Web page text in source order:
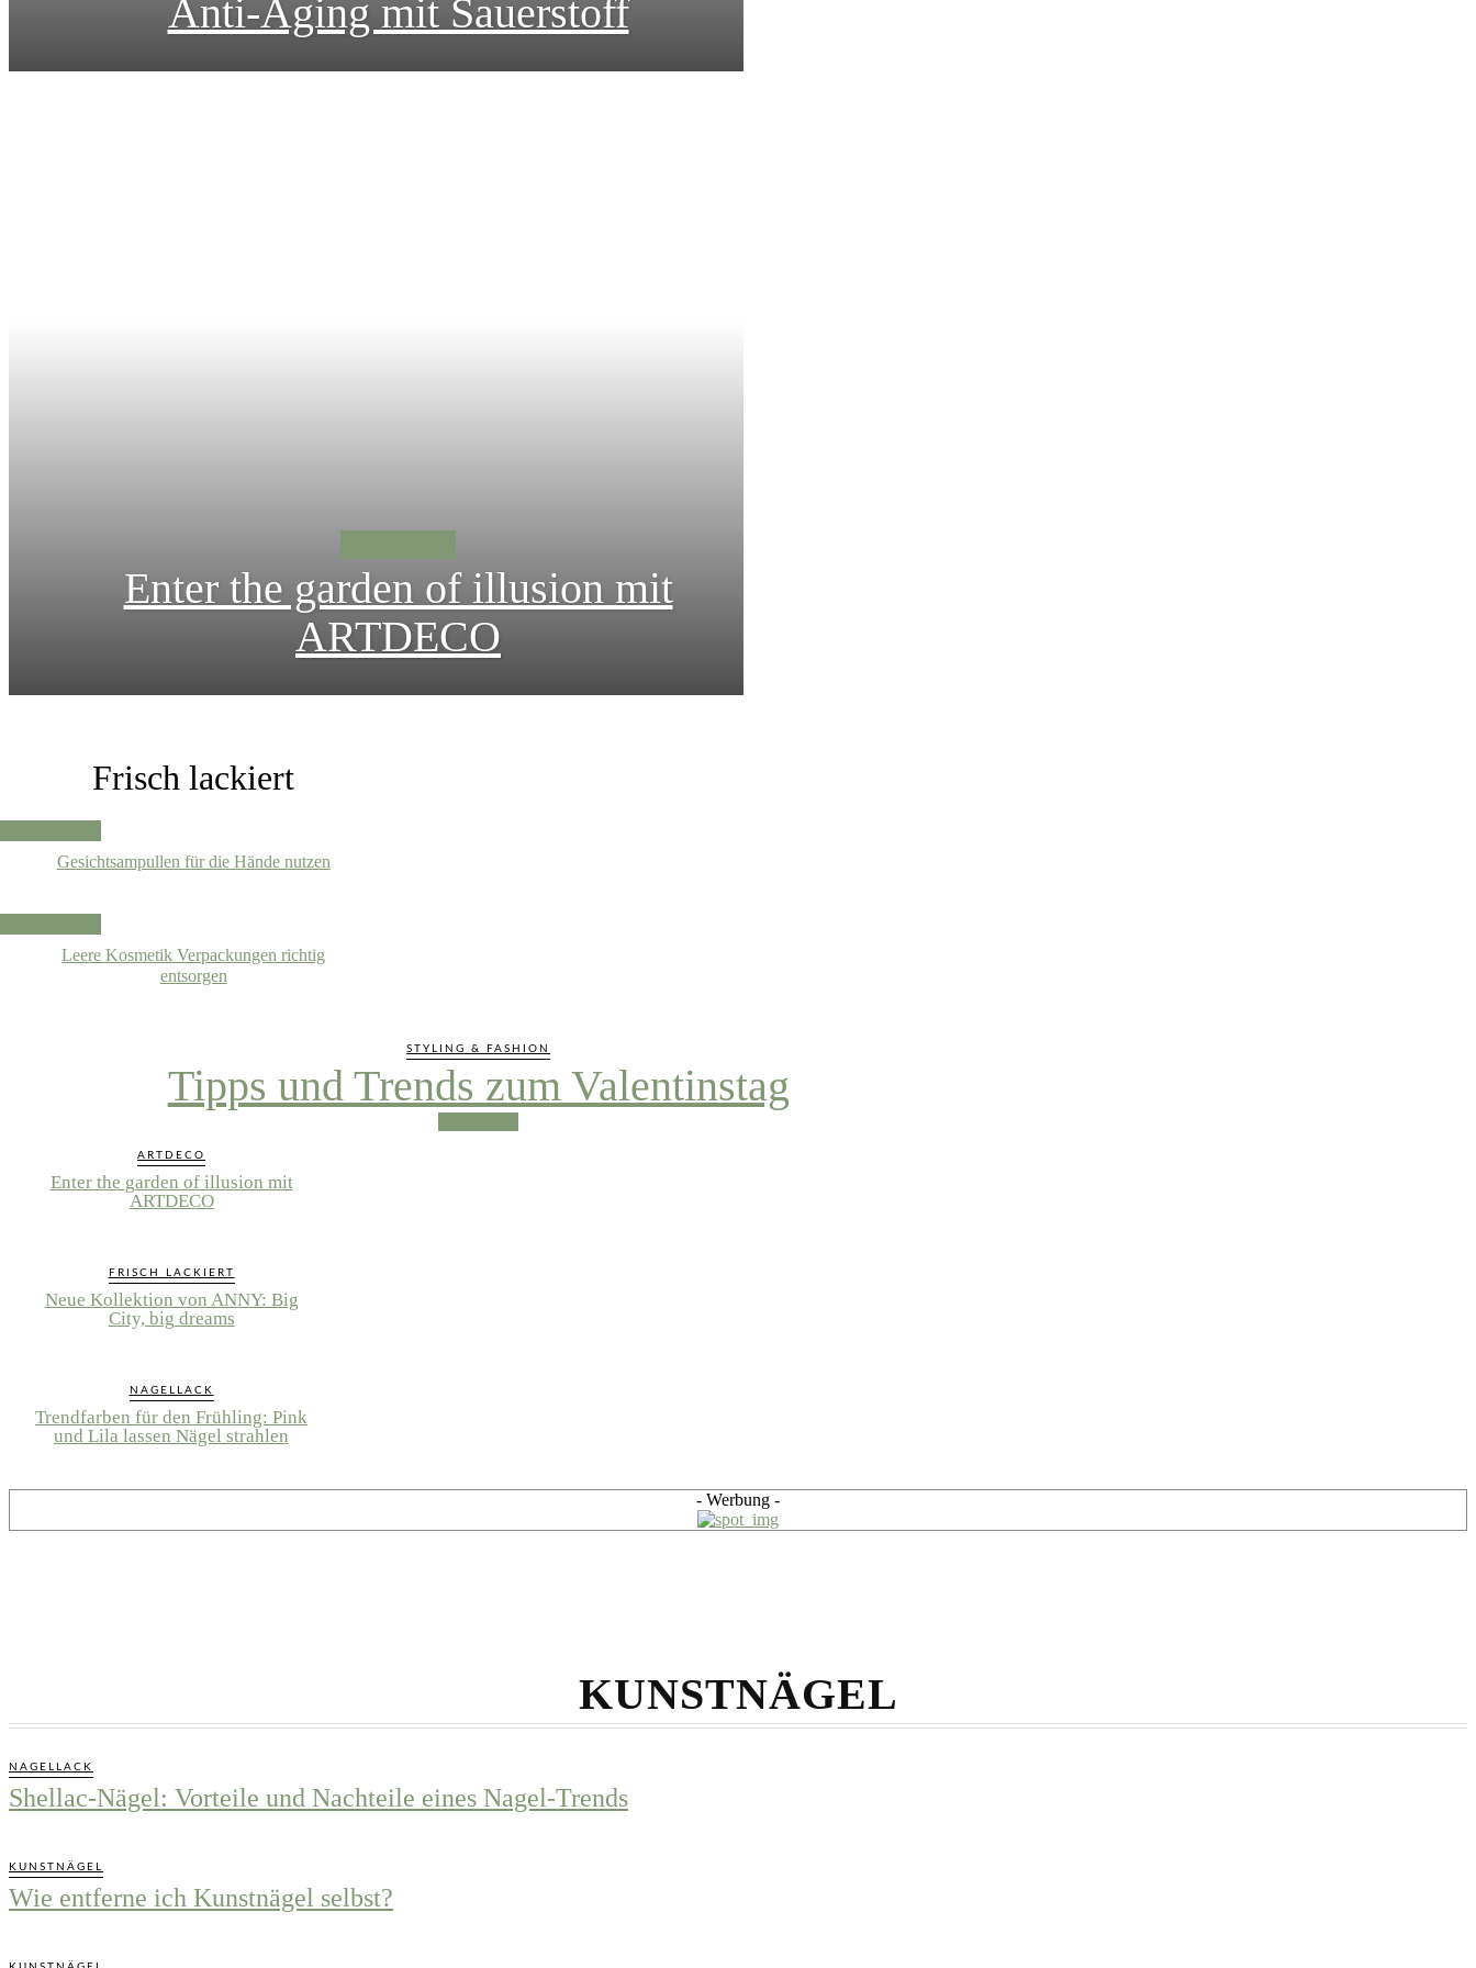
Anti-Aging mit Sauerstoff
Enter the garden of illusion mit
ARTDECO
Frisch lackiert
Gesichtsampullen für die Hände nutzen
Leere Kosmetik Verpackungen richtig
entsorgen
STYLING & FASHION
Tipps und Trends zum Valentinstag
ARTDECO
Enter the garden of illusion mit
ARTDECO
FRISCH LACKIERT
Neue Kollektion von ANNY: Big
City, big dreams
NAGELLACK
Trendfarben für den Frühling: Pink
und Lila lassen Nägel strahlen
- Werbung -
KUNSTNÄGEL
NAGELLACK
Shellac-Nägel: Vorteile und Nachteile eines Nagel-Trends
KUNSTNÄGEL
Wie entferne ich Kunstnägel selbst?